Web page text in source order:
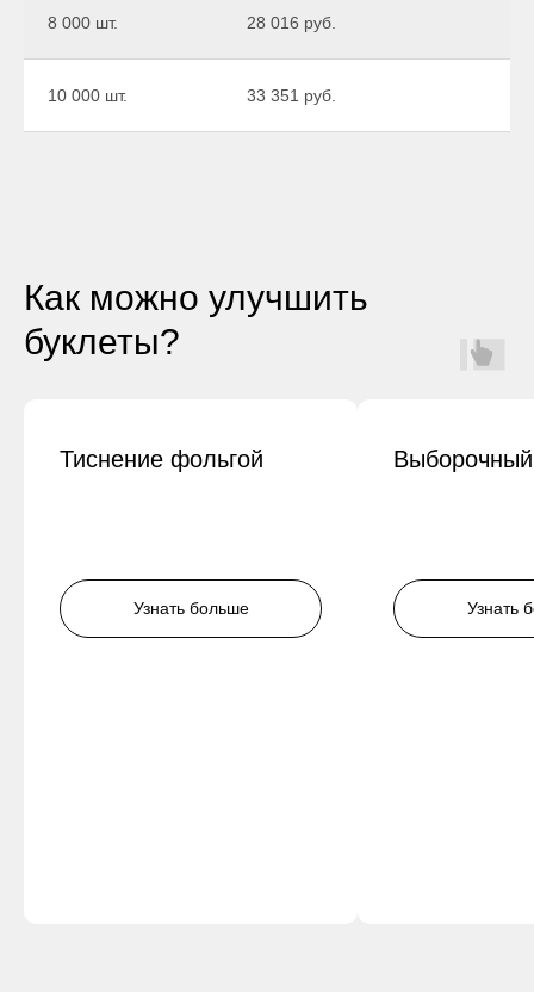
8 000 шт. 28 016 руб.
10 000 шт. 33 351 руб.
Как можно улучшить
буклеты?
Тиснение фольгой
Узнать больше Узнать